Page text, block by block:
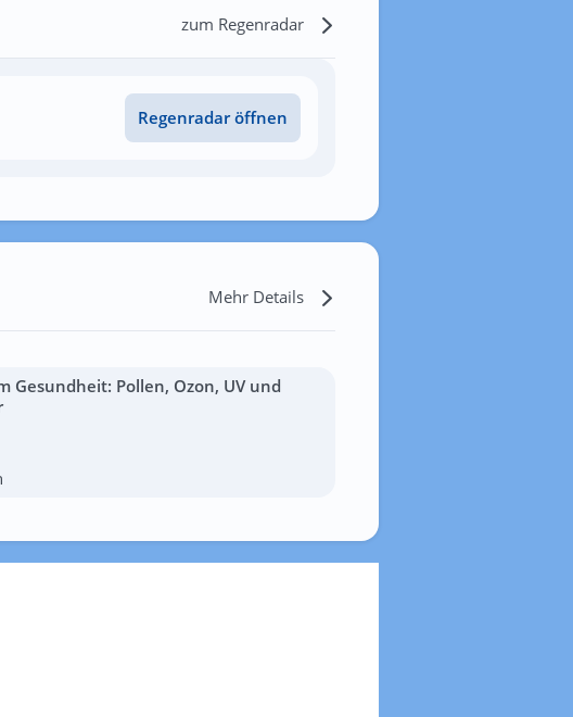
zum Regenradar
Regenradar öffnen
Mehr Details
Gesundheit: Pollen, Ozon, UV und